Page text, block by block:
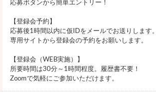
応募ボタンから簡単エントリー！
【登録会予約】
応募後1時間以内に仮IDをメールでお送りします。
専用サイトから登録会の予約をお願いします。
【登録会（WEB実施）】
所要時間は30分～1時間程度。履歴書不要！
Zoomで気軽にご参加いただけます。